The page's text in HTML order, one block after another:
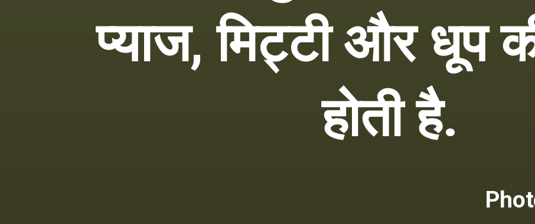
प्याज, मिट्टी और धूप
होती है.